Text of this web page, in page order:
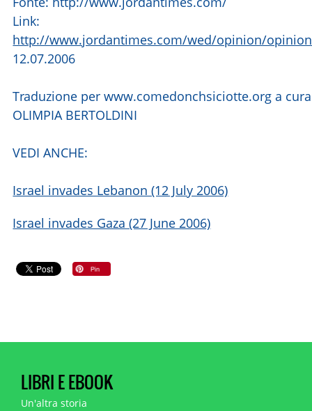
Link:
http://www.jordantimes.com/wed/opinion/
12.07.2006
Traduzione per www.comedonchsiciotte.org a
OLIMPIA BERTOLDINI
VEDI ANCHE:
Israel invades Lebanon (12 July 2006)
Israel invades Gaza (27 June 2006)
LIBRI E EBOOK
Un'altra storia